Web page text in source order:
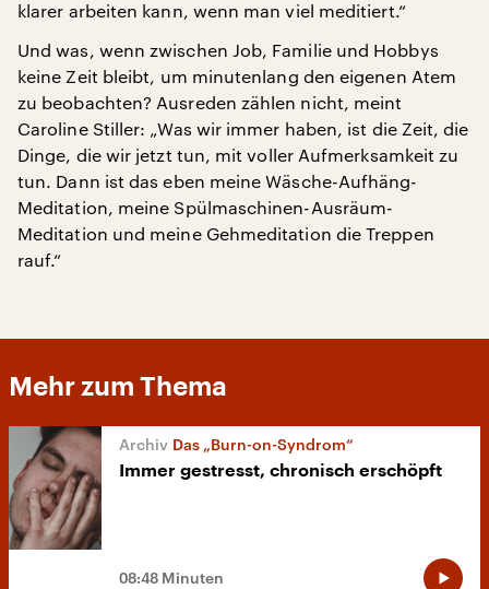
klarer arbeiten kann, wenn man viel meditiert.“
Und was, wenn zwischen Job, Familie und Hobbys
keine Zeit bleibt, um minutenlang den eigenen Atem
zu beobachten? Ausreden zählen nicht, meint
Caroline Stiller: „Was wir immer haben, ist die Zeit, die
Dinge, die wir jetzt tun, mit voller Aufmerksamkeit zu
tun. Dann ist das eben meine Wäsche-Aufhäng-
Meditation, meine Spülmaschinen-Ausräum-
Meditation und meine Gehmeditation die Treppen
rauf.“
Mehr zum Thema
Das „Burn-on-Syndrom“
Immer gestresst, chronisch erschöpft
08:48 Minuten